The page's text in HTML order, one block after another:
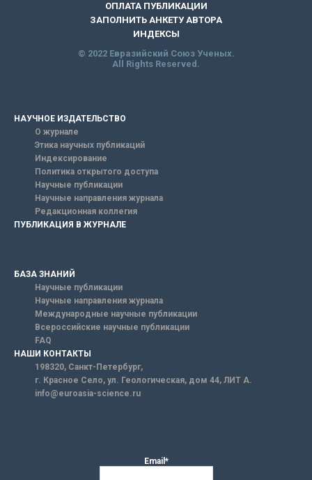
ОПЛАТА ПУБЛИКАЦИИ
ЗАПОЛНИТЬ АНКЕТУ АВТОРА
ИНДЕКСЫ
© 2022 Евразийский Союз Ученых.
All Rights Reserved.
НАУЧНОЕ ИЗДАТЕЛЬСТВО
О журнале
Этика научных публикаций
Индексирование
Политика открытого доступа
Научные публикации
Научные направления журнала
Редакционная коллегия
ПУБЛИКАЦИЯ В ЖУРНАЛЕ
БАЗА ЗНАНИЙ
Научные публикации
Научные направления журнала
Международные научные публикации
Всероссийские научные публикации
FAQ
НАШИ КОНТАКТЫ
198320, Санкт-Петербург,
г. Красное Село, ул. Геологическая, дом 44, ЛИТ А.
info@euroasia-science.ru
Email*